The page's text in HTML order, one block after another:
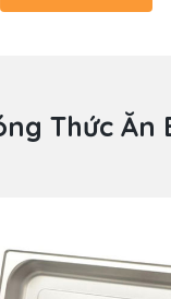
Thức Ăn